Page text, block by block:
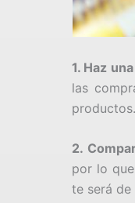
1. Haz
las
productos.
2.
por lo
te será de